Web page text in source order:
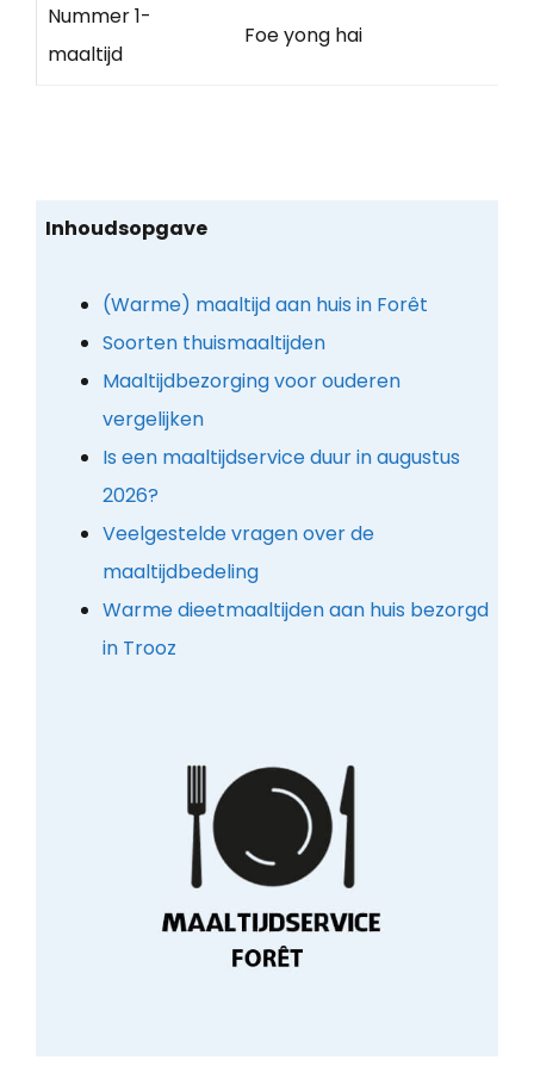
Nummer 1-
maaltijd
Foe yong hai
Inhoudsopgave
(Warme) maaltijd aan huis in Forêt
Soorten thuismaaltijden
Maaltijdbezorging voor ouderen
vergelijken
Is een maaltijdservice duur in augustus
2026?
Veelgestelde vragen over de
maaltijdbedeling
Warme dieetmaaltijden aan huis bezorgd
in Trooz